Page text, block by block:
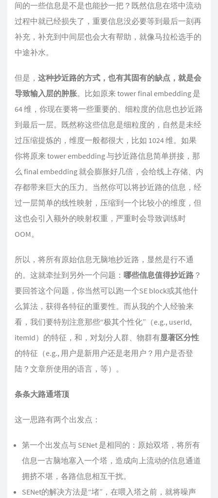
间的一些信息是不是也能抄一把？既然信息在塔中流动
过程中就已经损失了，重要信息没必要等到最后一刻再
补充，补充到中间层也会大有帮助，就像马拉松选手的
中途补水。
但是， 这种抄近路的方式，也有其固有的缺点，就是会
导致输入层的肿胀。比如原来 tower final embedding 是
64 维，你现在要将一些重要的、细粒度的信息也抄近路
到最后一层。既然称这些信息是细粒度的，自然是未经
过压缩提炼的，维度一般都很大，比如 1024 维。如果
你将原来 tower embedding 与抄近路信息简单拼接，那
么 final embedding 就会膨胀好几倍，会给线上存储、内
存都带来巨大的压力。当然你可以将抄近路的信息，经
过一层简单的线性映射，压缩到一个比较小的维度，但
这也会引入额外的映射权重，严重时会导致训练时
OOM。
所以，将所有原始信息无脑地抄近路，显然是行不通
的。这就牵扯到另外一个问题： 哪些信息值得抄近路 ？
要回答这个问题，你当然可以跑一个SE block或其他什
么算法，获得各特征的重要性。而从我的个人经验来
看，我们要特别注意那些“极其个性化”（e.g., userId,
itemId）的特征，和，对划分人群、物群有显著区分性
的特征（e.g., 用户是新用户还是老用户？用户是否登
陆？文章所使用的语言，等）。
条条大路通塔顶
这一思路有两个出发点：
第一个出发点与 SENet 是相同的：原始双塔，将所有
信息一古脑地塞入一个塔，造成向上流动的信息通道
拥挤不堪，各路信息相互干扰。
SENet的解决方法是“堵”，在喂入塔之前，就将噪声